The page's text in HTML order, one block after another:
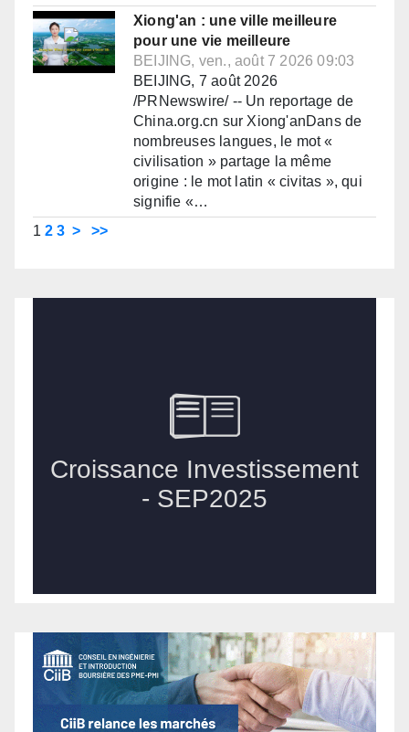
Xiong'an : une ville meilleure
pour une vie meilleure
BEIJING, ven., août 7 2026 09:03
BEIJING, 7 août 2026
/PRNewswire/ -- Un reportage de
China.org.cn sur Xiong'anDans de
nombreuses langues, le mot «
civilisation » partage la même
origine : le mot latin « civitas », qui
signifie «…
1 2 3 > >>